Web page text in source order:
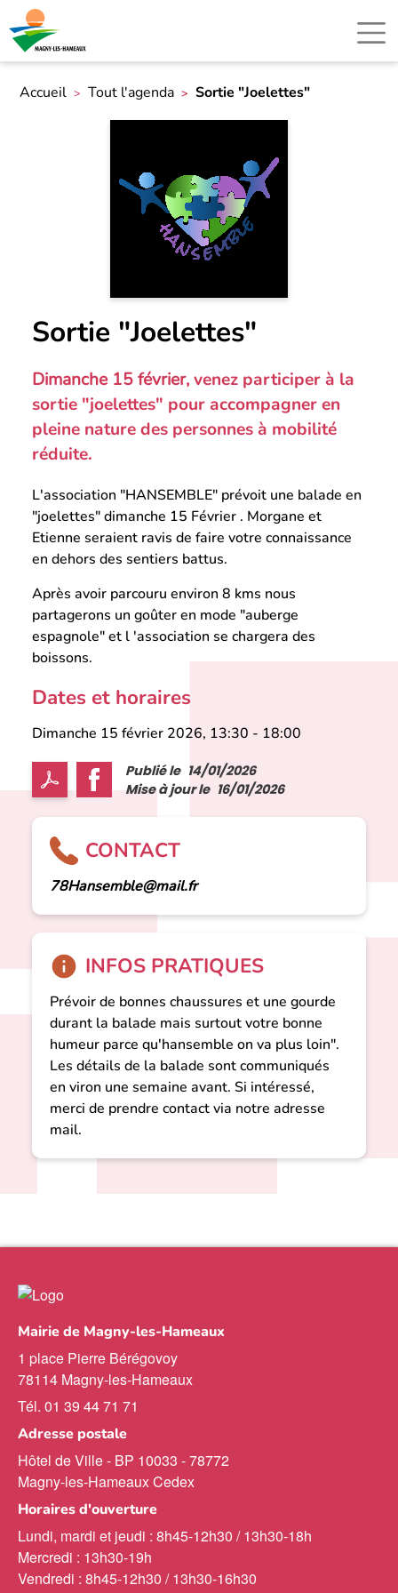
Accueil Tout l'agenda Sortie "Joelettes"
Sortie "Joelettes"
Dimanche 15 février,venez participer à la
sortie "joelettes" pour accompagner en
pleine nature des personnes à mobilité
réduite.
L'association "HANSEMBLE" prévoit une balade en
"joelettes" dimanche 15 Février . Morgane et
Etienne seraient ravis de faire votre connaissance
en dehors des sentiers battus.
Après avoir parcouru environ 8 kms nous
partagerons un goûter en mode "auberge
espagnole" et l 'association se chargera des
boissons.
Dates et horaires
Dimanche 15 février 2026, 13:30 - 18:00
Publié le 14/01/2026
Mise à jour le 16/01/2026
CONTACT
78Hansemble@mail.fr
INFOS PRATIQUES
Prévoir de bonnes chaussures et une gourde
durant la balade mais surtout votre bonne
humeur parce qu'hansemble on va plus loin".
Les détails de la balade sont communiqués
en viron une semaine avant. Si intéressé,
merci de prendre contact via notre adresse
mail.
Mairie de Magny-les-Hameaux
1 place Pierre Bérégovoy
78114 Magny-les-Hameaux
Tél. 01 39 44 71 71
Adresse postale
Hôtel de Ville - BP 10033 - 78772
Magny-les-Hameaux Cedex
Horaires d'ouverture
Lundi, mardi et jeudi : 8h45-12h30 / 13h30-18h
Mercredi : 13h30-19h
Vendredi : 8h45-12h30 / 13h30-16h30